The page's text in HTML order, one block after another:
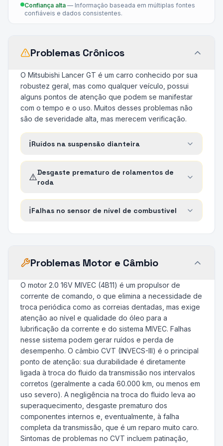
Confiança alta — Informação baseada em múltiplas fontes
confiáveis e dados consistentes.
Problemas Crônicos
O Mitsubishi Lancer GT é um carro conhecido por sua
robustez geral, mas como qualquer veículo, possui
alguns pontos de atenção que podem se manifestar
com o tempo e o uso. Muitos desses problemas não
são de severidade alta, mas merecem verificação.
ℹ️Ruídos na suspensão dianteira
⚠️Desgaste prematuro de rolamentos de
roda
ℹ️Falhas no sensor de nível de combustível
Problemas Motor e Câmbio
O motor 2.0 16V MIVEC (4B11) é um propulsor de
corrente de comando, o que elimina a necessidade de
troca periódica como as correias dentadas, mas exige
atenção ao nível e qualidade do óleo para a
lubrificação da corrente e do sistema MIVEC. Falhas
nesse sistema podem gerar ruídos e perda de
desempenho. O câmbio CVT (INVECS-III) é o principal
ponto de atenção: sua durabilidade é diretamente
ligada à troca do fluido da transmissão nos intervalos
corretos (geralmente a cada 60.000 km, ou menos em
uso severo). A negligência na troca do fluido leva ao
superaquecimento, desgaste prematuro dos
componentes internos e, eventualmente, à falha
completa da transmissão, que é um reparo muito caro.
Sintomas de problemas no CVT incluem patinação,